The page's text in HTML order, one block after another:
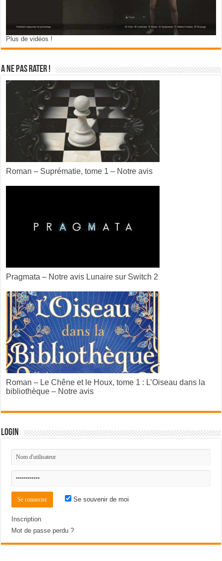
Plus de vidéos !
A ne pas rater !
Roman – Suprématie, tome 1 – Notre avis
Pragmata – Notre avis Lunaire sur Switch 2
Roman – Le Chêne et le Houx, tome 1 : L’Oiseau dans la
bibliothèque – Notre avis
Login
Se souvenir de moi
Inscription
Mot de passe perdu ?